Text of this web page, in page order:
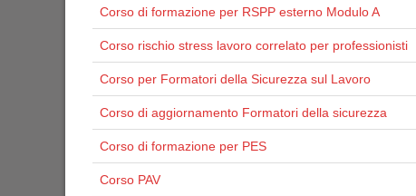
Corso di formazione per RSPP esterno Modulo A
Corso rischio stress lavoro correlato per professionisti
Corso per Formatori della Sicurezza sul Lavoro
Corso di aggiornamento Formatori della sicurezza
Corso di formazione per PES
Corso PAV